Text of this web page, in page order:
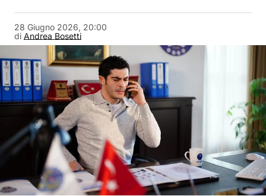
di Andrea Bosetti
28 Giugno 2026, 20:00